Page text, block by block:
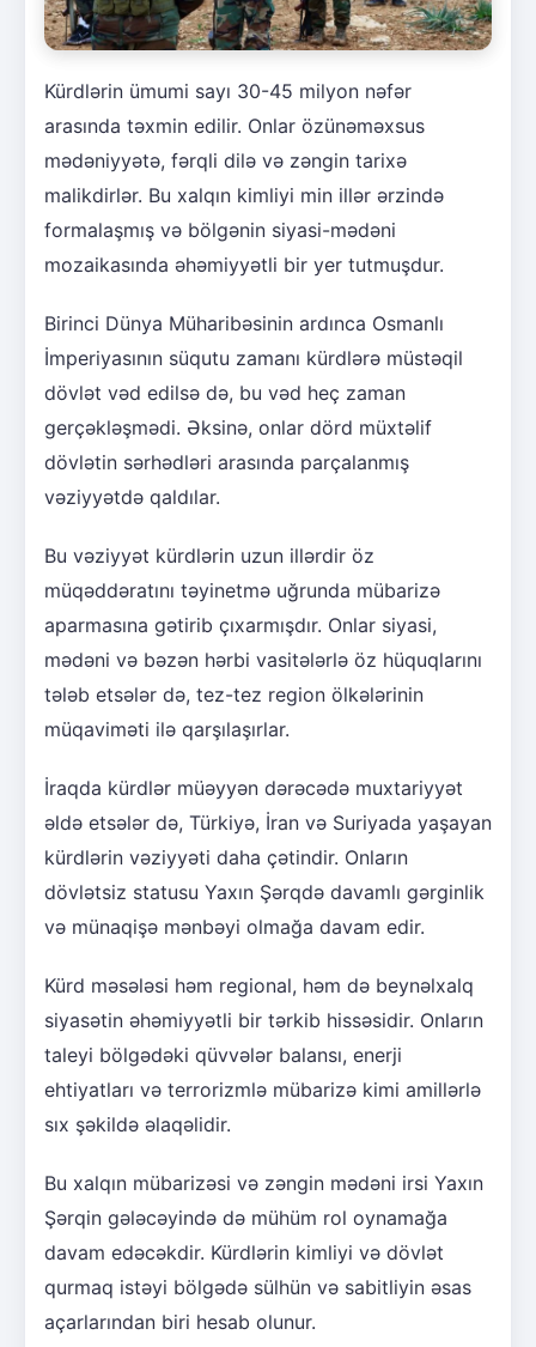
Kürdlərin ümumi sayı 30-45 milyon nəfər
arasında təxmin edilir. Onlar özünəməxsus
mədəniyyətə, fərqli dilə və zəngin tarixə
malikdirlər. Bu xalqın kimliyi min illər ərzində
formalaşmış və bölgənin siyasi-mədəni
mozaikasında əhəmiyyətli bir yer tutmuşdur.
Birinci Dünya Müharibəsinin ardınca Osmanlı
İmperiyasının süqutu zamanı kürdlərə müstəqil
dövlət vəd edilsə də, bu vəd heç zaman
gerçəkləşmədi. Əksinə, onlar dörd müxtəlif
dövlətin sərhədləri arasında parçalanmış
vəziyyətdə qaldılar.
Bu vəziyyət kürdlərin uzun illərdir öz
müqəddəratını təyinetmə uğrunda mübarizə
aparmasına gətirib çıxarmışdır. Onlar siyasi,
mədəni və bəzən hərbi vasitələrlə öz hüquqlarını
tələb etsələr də, tez-tez region ölkələrinin
müqaviməti ilə qarşılaşırlar.
İraqda kürdlər müəyyən dərəcədə muxtariyyət
əldə etsələr də, Türkiyə, İran və Suriyada yaşayan
kürdlərin vəziyyəti daha çətindir. Onların
dövlətsiz statusu Yaxın Şərqdə davamlı gərginlik
və münaqişə mənbəyi olmağa davam edir.
Kürd məsələsi həm regional, həm də beynəlxalq
siyasətin əhəmiyyətli bir tərkib hissəsidir. Onların
taleyi bölgədəki qüvvələr balansı, enerji
ehtiyatları və terrorizmlə mübarizə kimi amillərlə
sıx şəkildə əlaqəlidir.
Bu xalqın mübarizəsi və zəngin mədəni irsi Yaxın
Şərqin gələcəyində də mühüm rol oynamağa
davam edəcəkdir. Kürdlərin kimliyi və dövlət
qurmaq istəyi bölgədə sülhün və sabitliyin əsas
açarlarından biri hesab olunur.